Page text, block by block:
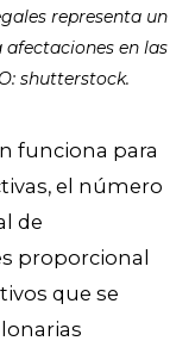
representa un
en las
shutterstock.
funciona para
el número
de
proporcional
que se